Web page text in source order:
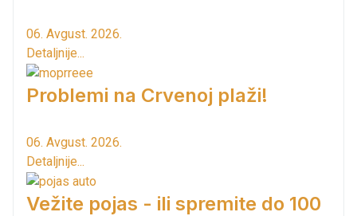
06. Avgust. 2026.
Detaljnije...
Problemi na Crvenoj plaži!
06. Avgust. 2026.
Detaljnije...
Vežite pojas - ili spremite do 100